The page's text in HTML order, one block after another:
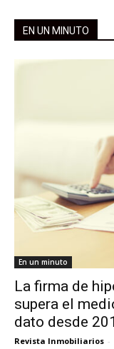
EN UN MINUTO
En un minuto
La firma de
supera el
dato desde
Revista Inmobiliarios -